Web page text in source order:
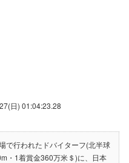
日) 01:04:23.28
で行われたドバイターフ(北半球
・1着賞金360万米＄)に、日本